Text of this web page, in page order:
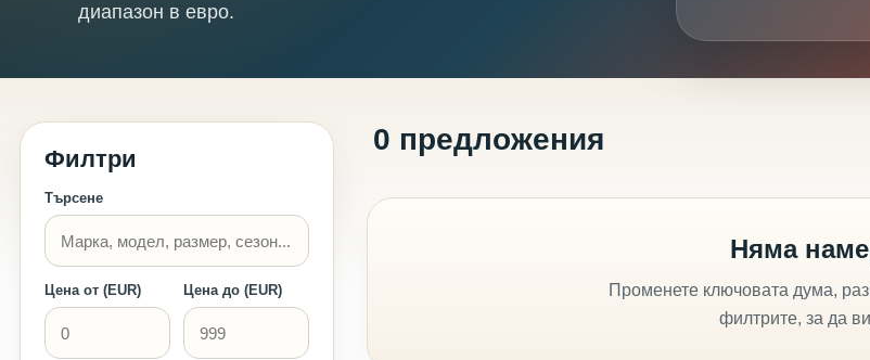
диапазон в евро.
Филтри
Търсене
Цена от (EUR) Цена до (EUR)
0 предложения
Няма
Променете ключовата дума,
филтрите, за да